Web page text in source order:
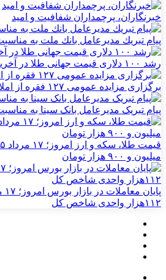
خبرنگاران، پرچمداران شفافیت و امید
پیام تبریك مدیرعامل بانك ملت به
رشد ۱۰۰ دلاری قیمت جهانی طلا در آخرین روز معاملات هفته
برگزاری مزایده عمومی ۱۲۷ فقره از املاك مازاد بانك ملت
پیام تبریک مدیرعامل بانک سینا به
میلیون و ۹۰۰ هزار تومان
۱۱۲هزار واحدی شاخص کل